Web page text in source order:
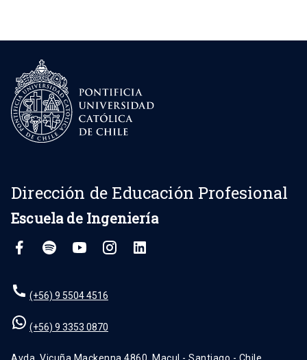
Dirección de Educación Profesional
Escuela de Ingeniería
(+56) 9 5504 4516
(+56) 9 3353 0870